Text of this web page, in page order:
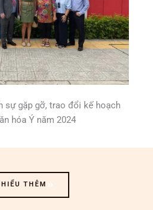
sự gặp gỡ, trao đổi kế hoạch
hóa Ý năm 2024
THÊM